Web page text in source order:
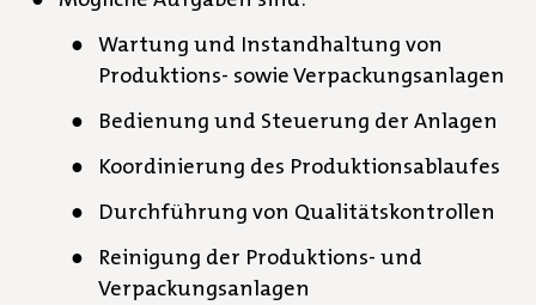
Wartung und Instandhaltung von
Produktions- sowie Verpackungsanlagen
Bedienung und Steuerung der Anlagen
Koordinierung des Produktionsablaufes
Durchführung von Qualitätskontrollen
Reinigung der Produktions- und
Verpackungsanlagen